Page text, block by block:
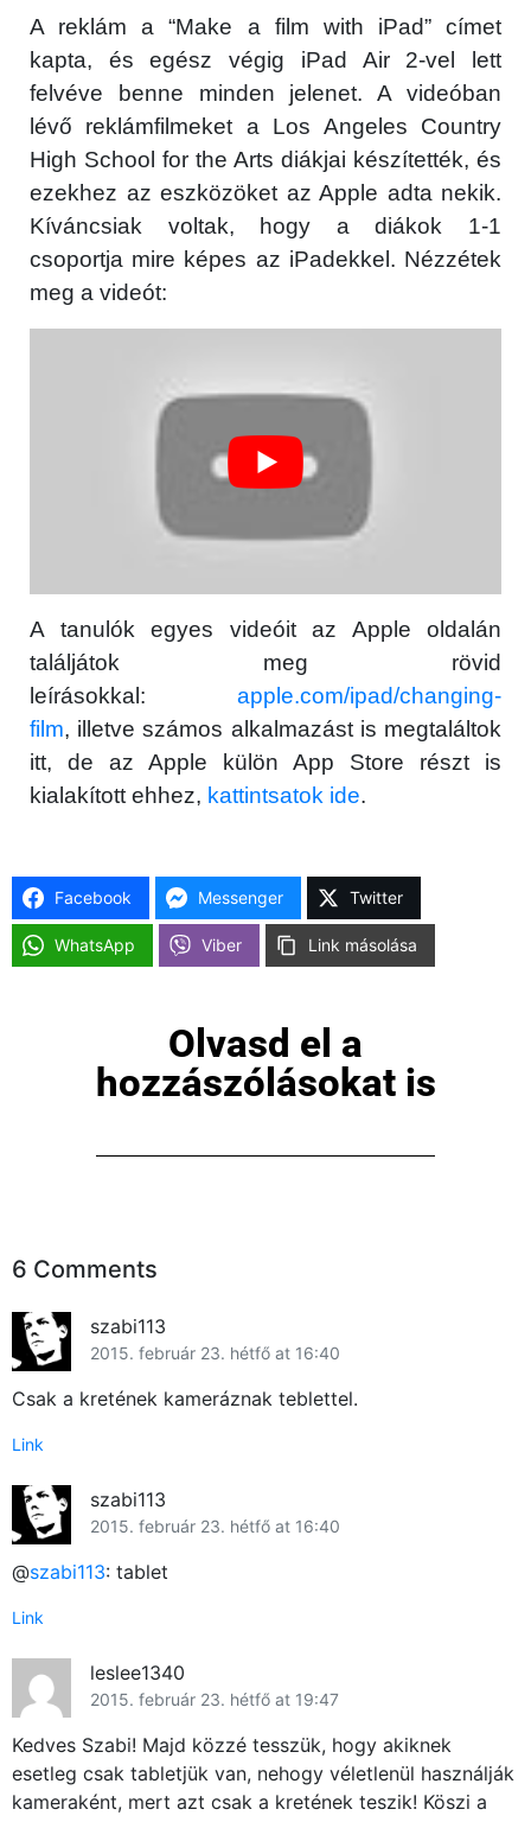
A reklám a “Make a film with iPad” címet
kapta, és egész végig iPad Air 2-vel lett
felvéve benne minden jelenet. A videóban
lévő reklámfilmeket a Los Angeles Country
High School for the Arts diákjai készítették, és
ezekhez az eszközöket az Apple adta nekik.
Kíváncsiak voltak, hogy a diákok 1-1
csoportja mire képes az iPadekkel. Nézzétek
meg a videót:
A tanulók egyes videóit az Apple oldalán
találjátok meg rövid
leírásokkal: apple.com/ipad/changing-
film, illetve számos alkalmazást is megtaláltok
itt, de az Apple külön App Store részt is
kialakított ehhez, kattintsatok ide.
Facebook Messenger Twitter
WhatsApp Viber Link másolása
Olvasd el a
hozzászólásokat is
6 Comments
szabi113
2015. február 23. hétfő at 16:40
Csak a kretének kameráznak teblettel.
Link
szabi113
2015. február 23. hétfő at 16:40
@szabi113: tablet
Link
leslee1340
2015. február 23. hétfő at 19:47
Kedves Szabi! Majd közzé tesszük, hogy akiknek
esetleg csak tabletjük van, nehogy véletlenül használják
kameraként, mert azt csak a kretének teszik! Köszi a